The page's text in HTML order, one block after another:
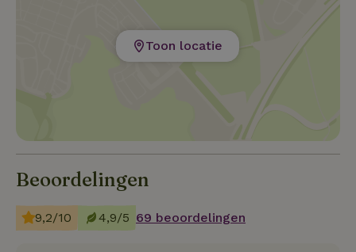
Toon locatie
Beoordelingen
9,2/10 4,9/5 69 beoordelingen